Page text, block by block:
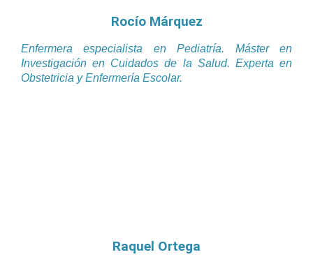
Rocío Márquez
Enfermera especialista en Pediatría. Máster en
Investigación en Cuidados de la Salud. Experta en
Obstetricia y Enfermería Escolar.
Raquel Ortega